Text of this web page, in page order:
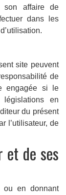
son affaire de
dans les
site peuvent
de
engagée si le
en
du présent
l’utilisateur, de
et de ses
en donnant